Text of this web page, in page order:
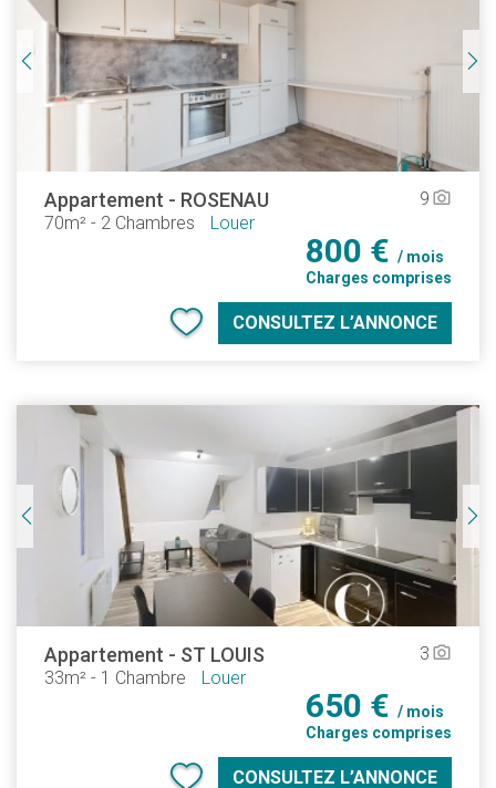
Appartement - ROSENAU
70m² - 2 Chambres Louer
9 camera_alt
800 € / mois
Charges comprises
CONSULTEZ L’ANNONCE
Appartement - ST LOUIS
33m² - 1 Chambre Louer
3 camera_alt
650 € / mois
Charges comprises
CONSULTEZ L’ANNONCE